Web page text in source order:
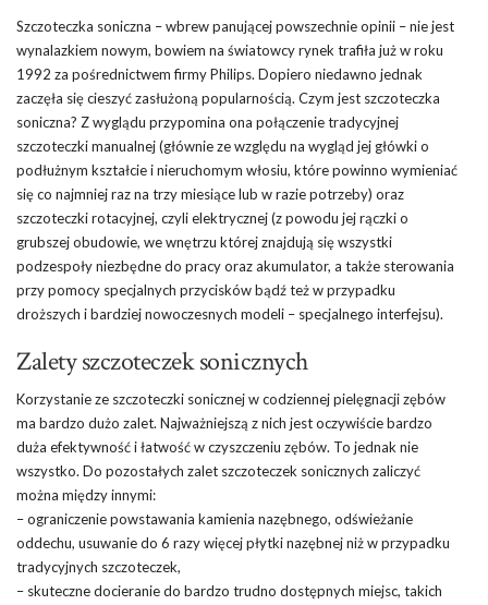
Szczoteczka soniczna – wbrew panującej powszechnie opinii – nie jest
wynalazkiem nowym, bowiem na światowcy rynek trafiła już w roku
1992 za pośrednictwem firmy Philips. Dopiero niedawno jednak
zaczęła się cieszyć zasłużoną popularnością. Czym jest szczoteczka
soniczna? Z wyglądu przypomina ona połączenie tradycyjnej
szczoteczki manualnej (głównie ze względu na wygląd jej główki o
podłużnym kształcie i nieruchomym włosiu, które powinno wymieniać
się co najmniej raz na trzy miesiące lub w razie potrzeby) oraz
szczoteczki rotacyjnej, czyli elektrycznej (z powodu jej rączki o
grubszej obudowie, we wnętrzu której znajdują się wszystki
podzespoły niezbędne do pracy oraz akumulator, a także sterowania
przy pomocy specjalnych przycisków bądź też w przypadku
droższych i bardziej nowoczesnych modeli – specjalnego interfejsu).
Zalety szczoteczek sonicznych
Korzystanie ze szczoteczki sonicznej w codziennej pielęgnacji zębów
ma bardzo dużo zalet. Najważniejszą z nich jest oczywiście bardzo
duża efektywność i łatwość w czyszczeniu zębów. To jednak nie
wszystko. Do pozostałych zalet szczoteczek sonicznych zaliczyć
można między innymi:
– ograniczenie powstawania kamienia nazębnego, odświeżanie
oddechu, usuwanie do 6 razy więcej płytki nazębnej niż w przypadku
tradycyjnych szczoteczek,
– skuteczne docieranie do bardzo trudno dostępnych miejsc, takich